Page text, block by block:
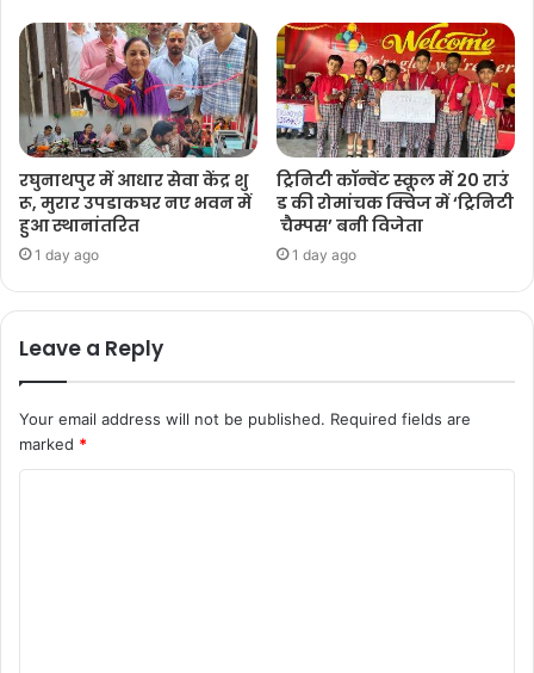
रघुनाथपुर में आधार सेवा केंद्र शु
रू, मुरार उपडाकघर नए भवन में
हुआ स्थानांतरित
1 day ago
ट्रिनिटी कॉन्वेंट स्कूल में 20 राउं
ड की रोमांचक क्विज में ‘ट्रिनिटी
चैम्पस’ बनी विजेता
1 day ago
Leave a Reply
Your email address will not be published. Required fields are
marked *